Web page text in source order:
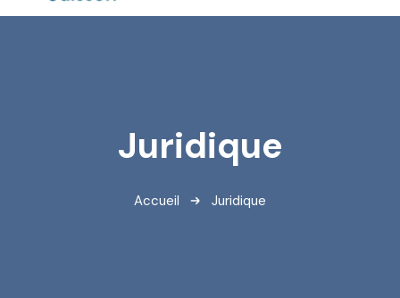
Juridique
Accueil Juridique